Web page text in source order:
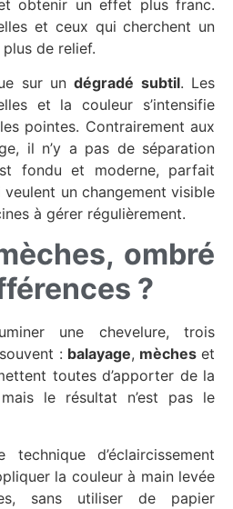
obtenir un effet plus franc.
et ceux qui cherchent un
de relief.
sur undégradé subtil. Les
et la couleur s’intensifie
pointes. Contrairement aux
il n’y a pas de séparation
fondu et moderne, parfait
un changement visible
à gérer régulièrement.
ombré
?
une chevelure, trois
: balayage, mècheset
toutes d’apporter de la
le résultat n’est pas le
d’éclaircissement
la couleur à main levée
sans utiliser de papier